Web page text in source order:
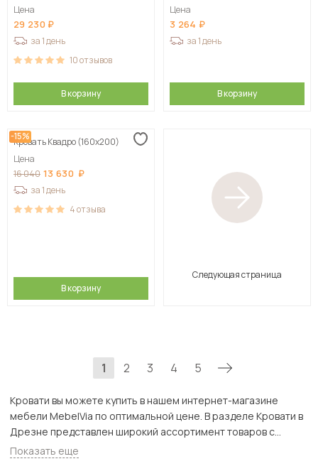
Цена
29 230
за 1 день
10отзывов
В корзину
Цена
3 264
за 1 день
В корзину
-15%
Кровать Квадро (160х200)
Цена
16 040 13 630
за 1 день
4отзыва
В корзину
Следующая страница
1 2 3 4 5
Кровати вы можете купить в нашем интернет-магазине
мебели MebelVia по оптимальной цене. В разделе Кровати в
Дрезне представлен широкий ассортимент товаров с
доставкой в Москве и Подмосковью, включая Дрезна. Всего
товаров в категории «Кровати» - 172 шт.
Показать еще